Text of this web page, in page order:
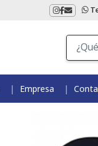
Empresa